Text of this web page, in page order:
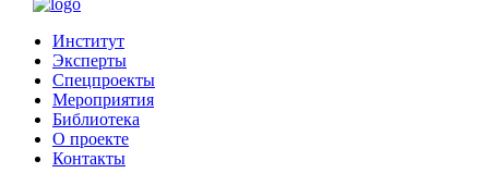
Институт
Эксперты
Спецпроекты
Мероприятия
Библиотека
О проекте
Контакты